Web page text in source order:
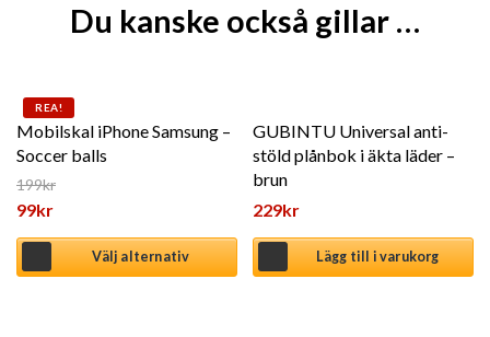
Du kanske också gillar …
REA!
Mobilskal iPhone Samsung –
Soccer balls
199kr
Det ursprungliga priset var: 199kr.
99kr
Det nuvarande priset är: 99kr.
Välj alternativ
Den här produkten har flera varianter. De olika
GUBINTU Universal anti-
stöld plånbok i äkta läder –
brun
229kr
Lägg till i varukorg